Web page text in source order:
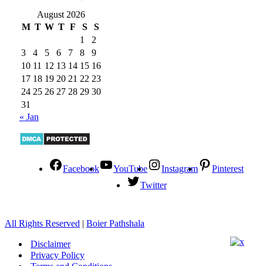
August 2026
M T W T F S
S
1
2
3
4 5 6 7 8
9
10 11 12 13 14 15 16
17 18 19 20 21 22 23
24 25 26 27 28 29 30
31
« Jan
Facebook YouTube Instagram
Pinterest
Twitter
All Rights Reserved | Boier Pathshala
Disclaimer
Privacy Policy